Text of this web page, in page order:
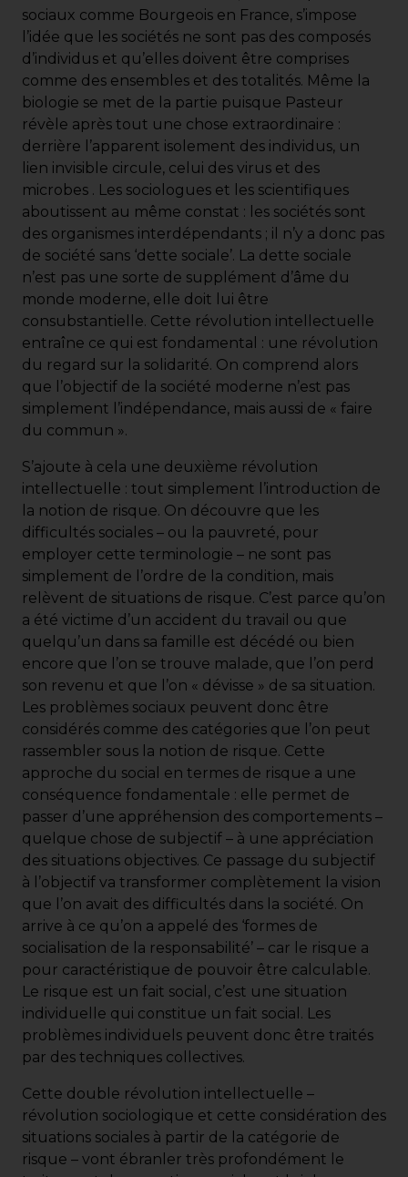
sociaux comme Bourgeois en France, s’impose
l’idée que les sociétés ne sont pas des composés
d’individus et qu’elles doivent être comprises
comme des ensembles et des totalités. Même la
biologie se met de la partie puisque Pasteur
révèle après tout une chose extraordinaire :
derrière l’apparent isolement des individus, un
lien invisible circule, celui des virus et des
microbes . Les sociologues et les scientifiques
aboutissent au même constat : les sociétés sont
des organismes interdépendants ; il n’y a donc pas
de société sans ‘dette sociale’. La dette sociale
n’est pas une sorte de supplément d’âme du
monde moderne, elle doit lui être
consubstantielle. Cette révolution intellectuelle
entraîne ce qui est fondamental : une révolution
du regard sur la solidarité. On comprend alors
que l’objectif de la société moderne n’est pas
simplement l’indépendance, mais aussi de « faire
du commun ».
S’ajoute à cela une deuxième révolution
intellectuelle : tout simplement l’introduction de
la notion de risque. On découvre que les
difficultés sociales – ou la pauvreté, pour
employer cette terminologie – ne sont pas
simplement de l’ordre de la condition, mais
relèvent de situations de risque. C’est parce qu’on
a été victime d’un accident du travail ou que
quelqu’un dans sa famille est décédé ou bien
encore que l’on se trouve malade, que l’on perd
son revenu et que l’on « dévisse » de sa situation.
Les problèmes sociaux peuvent donc être
considérés comme des catégories que l’on peut
rassembler sous la notion de risque. Cette
approche du social en termes de risque a une
conséquence fondamentale : elle permet de
passer d’une appréhension des comportements –
quelque chose de subjectif – à une appréciation
des situations objectives. Ce passage du subjectif
à l’objectif va transformer complètement la vision
que l’on avait des difficultés dans la société. On
arrive à ce qu’on a appelé des ‘formes de
socialisation de la responsabilité’ – car le risque a
pour caractéristique de pouvoir être calculable.
Le risque est un fait social, c’est une situation
individuelle qui constitue un fait social. Les
problèmes individuels peuvent donc être traités
par des techniques collectives.
Cette double révolution intellectuelle –
révolution sociologique et cette considération des
situations sociales à partir de la catégorie de
risque – vont ébranler très profondément le